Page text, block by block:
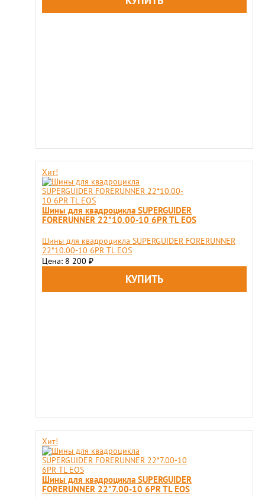
Хит!
Шины для квадроцикла SUPERGUIDER
FORERUNNER 22*10.00-10 6PR TL EOS
Шины для квадроцикла SUPERGUIDER FORERUNNER
22*10.00-10 6PR TL EOS
Цена: 8 200 ₽
Хит!
Шины для квадроцикла SUPERGUIDER
FORERUNNER 22*7.00-10 6PR TL EOS